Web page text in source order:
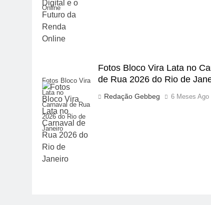
Online
Fotos Bloco Vira
Lata no
Carnaval de Rua
2026 do Rio de
Janeiro
Fotos Bloco Vira Lata no
de Rua 2026 do Rio de
Redação Gebbeg 6 Meses Ago